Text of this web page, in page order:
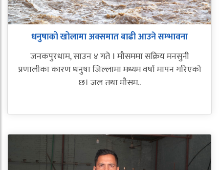
धनुषाको खोलामा अक्समात बाढी आउने सम्भावना
जनकपुरधाम, साउन ४ गते । मौसममा सक्रिय मनसुनी
प्रणालीका कारण धनुषा जिल्लामा मध्यम वर्षा मापन गरिएको
छ। जल तथा मौसम..